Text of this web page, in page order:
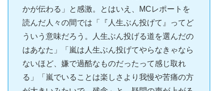
かが伝わる」と感激。とはいえ、MCレポートを
読んだ人々の間では「『人生ぶん投げて』ってど
ういう意味だろう。人生ぶん投げる道を選んだの
はあなた」「嵐は人生ぶん投げてやらなきゃなら
ないほど、嫌で過酷なものだったって感じ取れ
る」「嵐でいることは楽しさより我慢や苦痛の方